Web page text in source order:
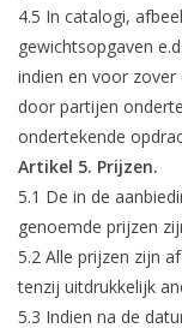
4.5 In catalogi,
gewichtsopgaven
indien en voor
door partijen
ondertekende
Artikel 5. Prijzen.
5.1 De in de
genoemde prijzen
5.2 Alle prijzen zijn
tenzij uitdrukkelijk
5.3 Indien na de